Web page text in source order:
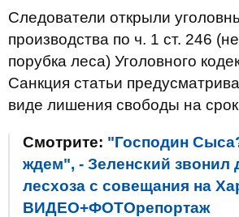
Следователи открыли
производства по ч. 1 ст. 246
порубка леса) Уголовного
Санкция статьи
виде лишения свободы на срок
Смотрите: "Господин
ждем", - Зеленский звонил
лесхоза с совещания на
ВИДЕО+ФОТОрепортаж